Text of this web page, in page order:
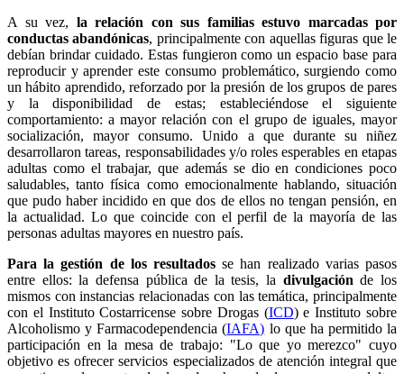
A su vez, la relación con sus familias estuvo marcadas por
conductas abandónicas, principalmente con aquellas figuras que le
debían brindar cuidado. Estas fungieron como un espacio base para
reproducir y aprender este consumo problemático, surgiendo como
un hábito aprendido, reforzado por la presión de los grupos de pares
y la disponibilidad de estas; estableciéndose el siguiente
comportamiento: a mayor relación con el grupo de iguales, mayor
socialización, mayor consumo. Unido a que durante su niñez
desarrollaron tareas, responsabilidades y/o roles esperables en etapas
adultas como el trabajar, que además se dio en condiciones poco
saludables, tanto física como emocionalmente hablando, situación
que pudo haber incidido en que dos de ellos no tengan pensión, en
la actualidad. Lo que coincide con el perfil de la mayoría de las
personas adultas mayores en nuestro país.
Para la gestión de los resultados se han realizado varias pasos
entre ellos: la defensa pública de la tesis, la divulgación de los
mismos con instancias relacionadas con las temática, principalmente
con el Instituto Costarricense sobre Drogas (ICD) e Instituto sobre
Alcoholismo y Farmacodependencia (IAFA) lo que ha permitido la
participación en la mesa de trabajo: "Lo que yo merezco" cuyo
objetivo es ofrecer servicios especializados de atención integral que